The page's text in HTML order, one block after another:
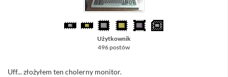
Użytkownik
496 postów
Uff... złożyłem ten cholerny monitor.